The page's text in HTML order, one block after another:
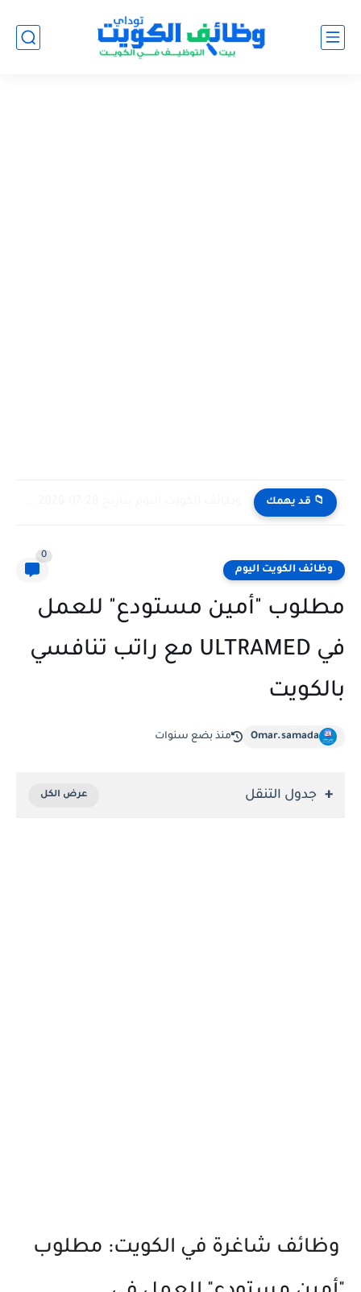
📁 قد يهمك
وظائف الكويت اليوم
0
مطلوب "أمين مستودع" للعمل
في ULTRAMED مع راتب تنافسي
بالكويت
Omar.samada منذ بضع سنوات
جدول التنقل
وظائف شاغرة في الكويت: مطلوب